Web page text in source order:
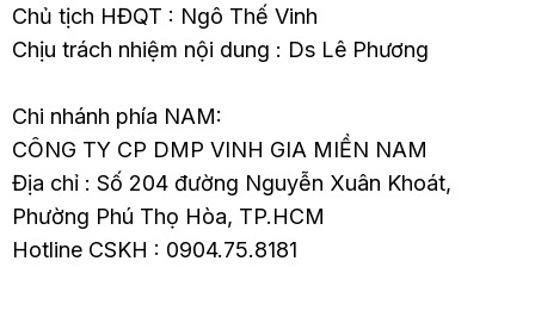
Chủ tịch HĐQT : Ngô Thế Vinh
Chịu trách nhiệm nội dung : Ds Lê Phương
Chi nhánh phía NAM:
CÔNG TY CP DMP VINH GIA MIỀN NAM
Địa chỉ : Số 204 đường Nguyễn Xuân Khoát,
Phường Phú Thọ Hòa, TP.HCM
Hotline CSKH : 0904.75.8181